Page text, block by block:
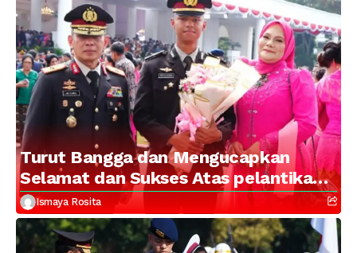
Turut Bangga dan Mengucapkan
Selamat dan Sukses Atas pelantikan
Putra Brigjen Pol Drs, A.M Kamal.
Sebagai Perwira Polri Lulusan AKPOL
2026
Ismaya Rosita